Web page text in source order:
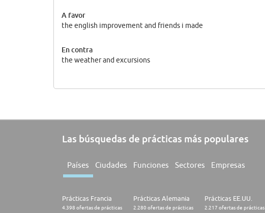
A favor
the english improvement and friends i made
En contra
the weather and excursions
Las búsquedas de prácticas más populares
Países Ciudades Funciones Sectores Empresas
Prácticas Francia
4.398 ofertas de prácticas
Prácticas Alemania
2.280 ofertas de prácticas
Prácticas EE.UU.
2.217 ofertas de prácticas